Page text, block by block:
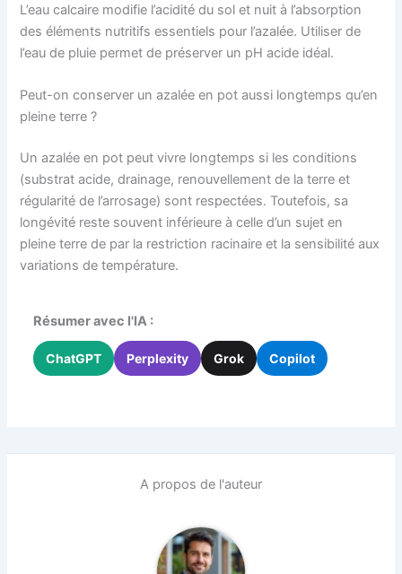
L’eau calcaire modifie l’acidité du sol et nuit à l’absorption
des éléments nutritifs essentiels pour l’azalée. Utiliser de
l’eau de pluie permet de préserver un pH acide idéal.
Peut-on conserver un azalée en pot aussi longtemps qu’en
pleine terre ?
Un azalée en pot peut vivre longtemps si les conditions
(substrat acide, drainage, renouvellement de la terre et
régularité de l’arrosage) sont respectées. Toutefois, sa
longévité reste souvent inférieure à celle d’un sujet en
pleine terre de par la restriction racinaire et la sensibilité aux
variations de température.
Résumer avec l'IA :
ChatGPT Perplexity Grok Copilot
A propos de l'auteur